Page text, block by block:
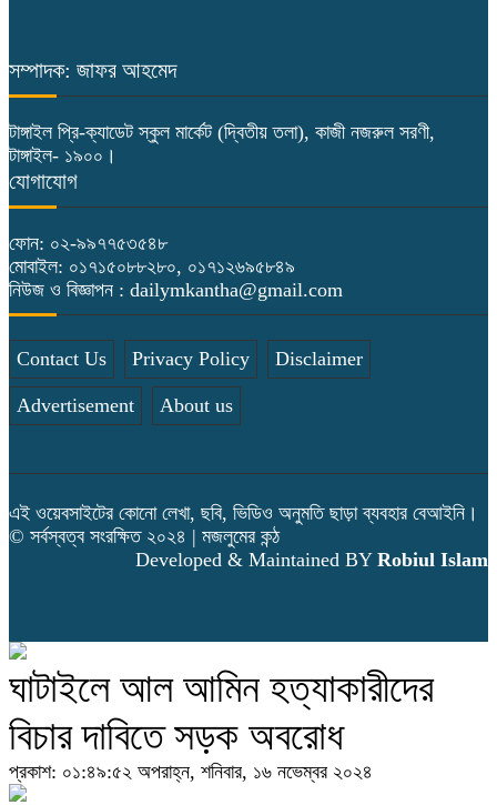
সম্পাদক: জাফর আহমেদ
টাঙ্গাইল প্রি-ক্যাডেট স্কুল মার্কেট (দ্বিতীয় তলা), কাজী নজরুল সরণী,
টাঙ্গাইল- ১৯০০।
যোগাযোগ
ফোন: ০২-৯৯৭৭৫৩৫৪৮
মোবাইল: ০১৭১৫০৮৮২৮০, ০১৭১২৬৯৫৮৪৯
নিউজ ও বিজ্ঞাপন : dailymkantha@gmail.com
Contact Us Privacy Policy Disclaimer
Advertisement About us
এই ওয়েবসাইটের কোনো লেখা, ছবি, ভিডিও অনুমতি ছাড়া ব্যবহার বেআইনি।
© সর্বস্বত্ব সংরক্ষিত ২০২৪ | মজলুমের কন্ঠ
Developed & Maintained BY Robiul Islam
ঘাটাইলে আল আমিন হত্যাকারীদের
বিচার দাবিতে সড়ক অবরোধ
প্রকাশ: ০১:৪৯:৫২ অপরাহ্ন, শনিবার, ১৬ নভেম্বর ২০২৪